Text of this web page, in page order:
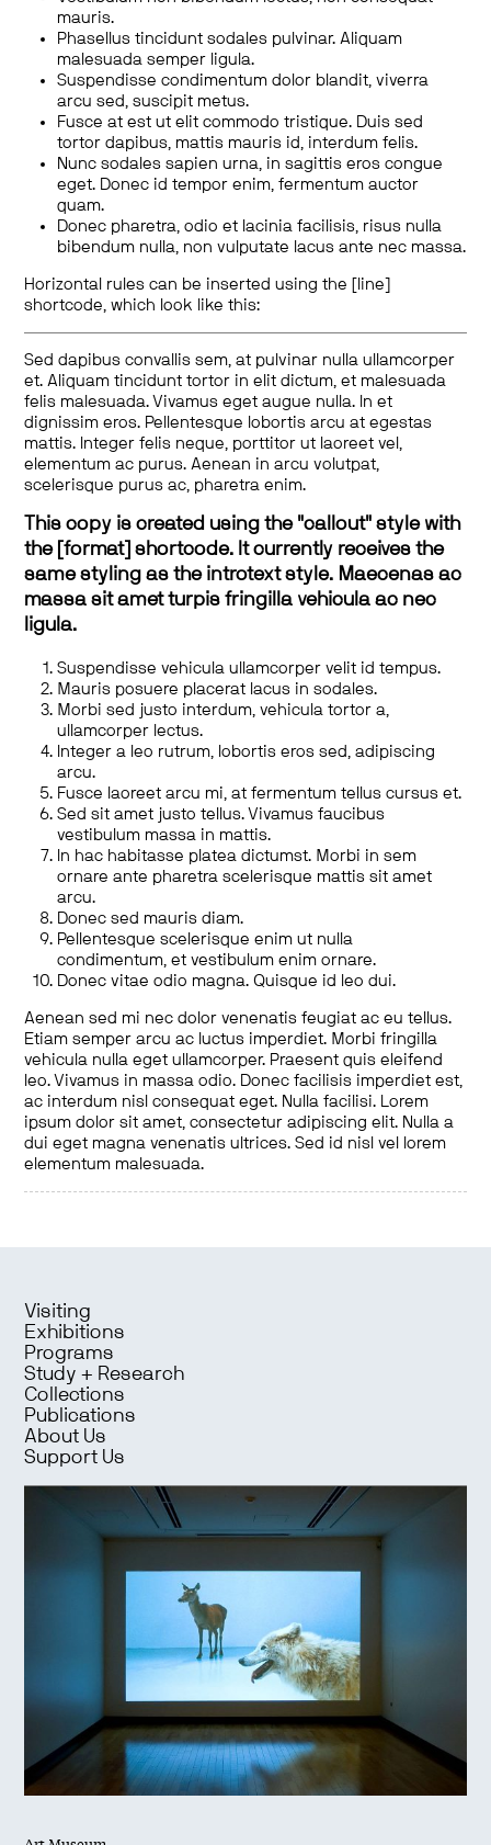
mauris.
Phasellus tincidunt sodales pulvinar. Aliquam
malesuada semper ligula.
Suspendisse condimentum dolor blandit, viverra
arcu sed, suscipit metus.
Fusce at est ut elit commodo tristique. Duis sed
tortor dapibus, mattis mauris id, interdum felis.
Nunc sodales sapien urna, in sagittis eros congue
eget. Donec id tempor enim, fermentum auctor
quam.
Donec pharetra, odio et lacinia facilisis, risus nulla
bibendum nulla, non vulputate lacus ante nec massa.
Horizontal rules can be inserted using the [line]
shortcode, which look like this:
Sed dapibus convallis sem, at pulvinar nulla ullamcorper
et. Aliquam tincidunt tortor in elit dictum, et malesuada
felis malesuada. Vivamus eget augue nulla. In et
dignissim eros. Pellentesque lobortis arcu at egestas
mattis. Integer felis neque, porttitor ut laoreet vel,
elementum ac purus. Aenean in arcu volutpat,
scelerisque purus ac, pharetra enim.
This copy is created using the "callout" style with
the [format] shortcode. It currently receives the
same styling as the introtext style. Maecenas ac
massa sit amet turpis fringilla vehicula ac nec
ligula.
Suspendisse vehicula ullamcorper velit id tempus.
Mauris posuere placerat lacus in sodales.
Morbi sed justo interdum, vehicula tortor a,
ullamcorper lectus.
Integer a leo rutrum, lobortis eros sed, adipiscing
arcu.
Fusce laoreet arcu mi, at fermentum tellus cursus et.
Sed sit amet justo tellus. Vivamus faucibus
vestibulum massa in mattis.
In hac habitasse platea dictumst. Morbi in sem
ornare ante pharetra scelerisque mattis sit amet
arcu.
Donec sed mauris diam.
Pellentesque scelerisque enim ut nulla
condimentum, et vestibulum enim ornare.
Donec vitae odio magna. Quisque id leo dui.
Aenean sed mi nec dolor venenatis feugiat ac eu tellus.
Etiam semper arcu ac luctus imperdiet. Morbi fringilla
vehicula nulla eget ullamcorper. Praesent quis eleifend
leo. Vivamus in massa odio. Donec facilisis imperdiet est,
ac interdum nisl consequat eget. Nulla facilisi. Lorem
ipsum dolor sit amet, consectetur adipiscing elit. Nulla a
dui eget magna venenatis ultrices. Sed id nisl vel lorem
elementum malesuada.
Visiting
Exhibitions
Programs
Study + Research
Collections
Publications
About Us
Support Us